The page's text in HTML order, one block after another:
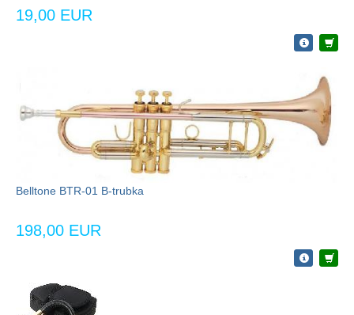
19,00 EUR
Belltone BTR-01 B-trubka
198,00 EUR